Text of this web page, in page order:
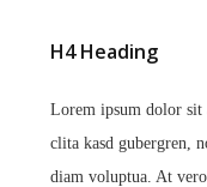
H4 Heading
Lorem ipsum dolor sit
clita kasd gubergren,
diam voluptua. At